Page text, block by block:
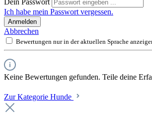
Dein Passwort
Ich habe mein Passwort vergessen.
Anmelden
Abbrechen
Bewertungen nur in der aktuellen Sprache
Keine Bewertungen gefunden. Teile deine
Zur Kategorie Hunde